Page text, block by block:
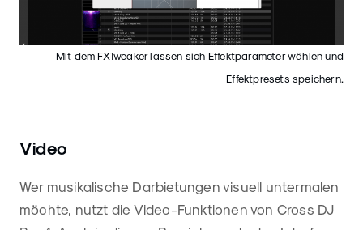
Mit dem FXTweaker lassen sich Effektparameter wählen und
Effektpresets speichern.
Video
Wer musikalische Darbietungen visuell untermalen
möchte, nutzt die Video-Funktionen von Cross DJ